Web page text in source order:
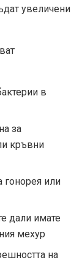
увеличени
в
за
кръвни
гонорея или
дали имате
мехур
на